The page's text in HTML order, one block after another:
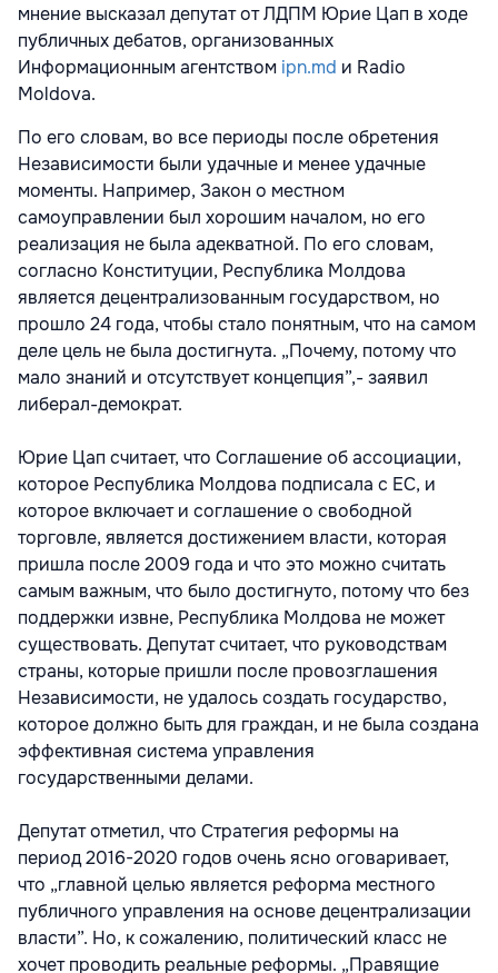
мнение высказал депутат от ЛДПМ Юрие Цап в ходе
публичных дебатов, организованных
Информационным агентством ipn.md и Radio
Moldova.
По его словам, во все периоды после обретения
Независимости были удачные и менее удачные
моменты. Например, Закон о местном
самоуправлении был хорошим началом, но его
реализация не была адекватной. По его словам,
согласно Конституции, Республика Молдова
является децентрализованным государством, но
прошло 24 года, чтобы стало понятным, что на самом
деле цель не была достигнута. „Почему, потому что
мало знаний и отсутствует концепция”,- заявил
либерал-демократ.
Юрие Цап считает, что Соглашение об ассоциации,
которое Республика Молдова подписала с ЕС, и
которое включает и соглашение о свободной
торговле, является достижением власти, которая
пришла после 2009 года и что это можно считать
самым важным, что было достигнуто, потому что без
поддержки извне, Республика Молдова не может
существовать. Депутат считает, что руководствам
страны, которые пришли после провозглашения
Независимости, не удалось создать государство,
которое должно быть для граждан, и не была создана
эффективная система управления
государственными делами.
Депутат отметил, что Стратегия реформы на
период2016-2020 годов очень ясно оговаривает,
что „главной целью является реформа местного
публичного управления на основе децентрализации
власти”. Но, к сожалению, политический класс не
хочет проводить реальные реформы. „Правящие